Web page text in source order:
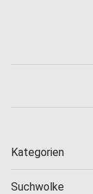
Kategorien
Suchwolke